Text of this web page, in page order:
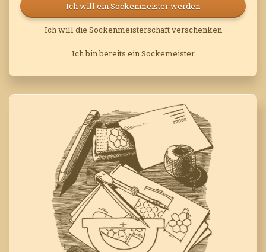
Ich will ein Sockenmeister werden
Ich will die Sockenmeisterschaft verschenken
Ich bin bereits ein Sockemeister